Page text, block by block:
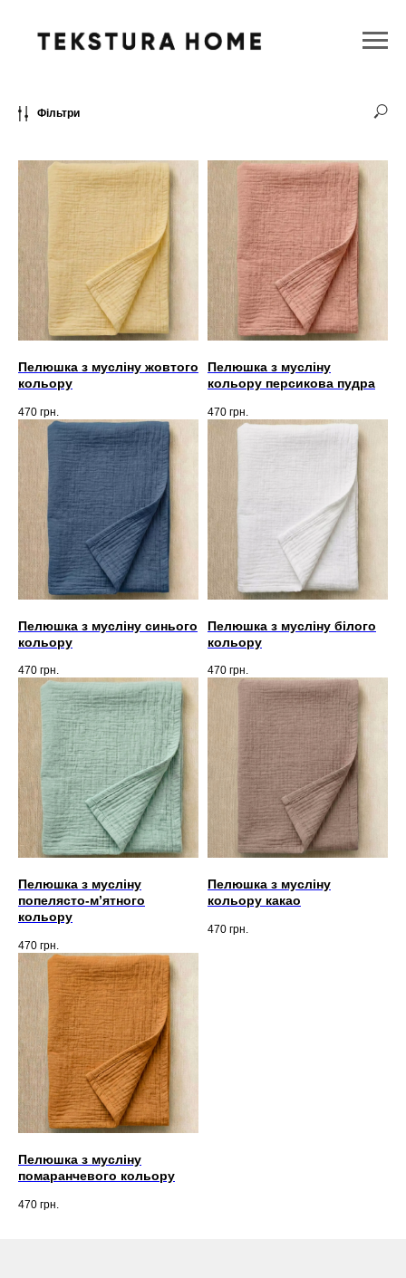
Головна → Текстильні вироби → Все для немовлят Пелюшки
Фільтри
Пелюшка з мусліну жовтого
кольору
470 грн.
Пелюшка з мусліну
кольору персикова пудра
470 грн.
Пелюшка з мусліну синього
кольору
470 грн.
Пелюшка з мусліну білого
кольору
470 грн.
Пелюшка з мусліну
попелясто-мʼятного
кольору
470 грн.
Пелюшка з мусліну
кольору какао
470 грн.
Пелюшка з мусліну
помаранчевого кольору
470 грн.